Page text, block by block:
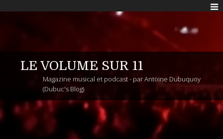
LE VOLUME SUR 11
Magazine musical et podcast - par Antoine Dubuquoy
(Dubuc's Blog)